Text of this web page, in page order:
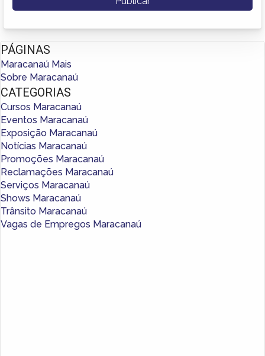
PÁGINAS
Maracanaú Mais
Sobre Maracanaú
CATEGORIAS
Cursos Maracanaú
Eventos Maracanaú
Exposição Maracanaú
Notícias Maracanaú
Promoções Maracanaú
Reclamações Maracanaú
Serviços Maracanaú
Shows Maracanaú
Trânsito Maracanaú
Vagas de Empregos Maracanaú